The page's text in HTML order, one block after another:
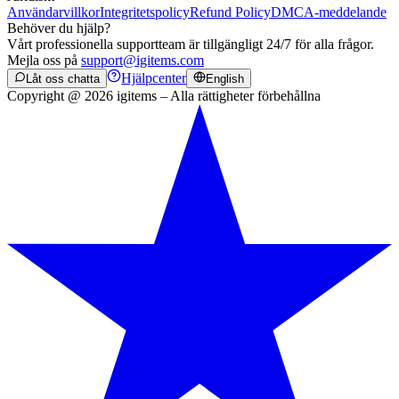
AnvändarvillkorIntegritetspolicyRefund PolicyDMCA-meddelande
Behöver du hjälp?
Vårt professionella supportteam är tillgängligt 24/7 för alla frågor.
Mejla oss på support@igitems.com
Låt oss chatta Hjälpcenter English
Copyright @ 2026 igitems – Alla rättigheter förbehållna